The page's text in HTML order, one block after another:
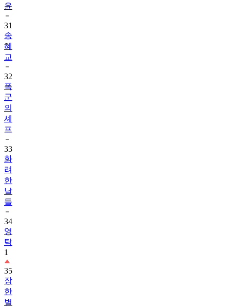
윤
31
송
혜
교
32
폭
군
의
셰
프
33
화
려
한
날
들
34
영
탁
1
35
장
한
별